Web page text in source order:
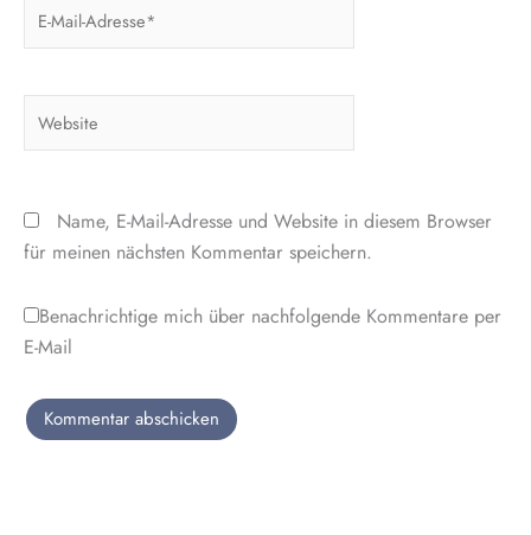
Name, E-Mail-Adresse und Website in diesem Browser
für meinen nächsten Kommentar speichern.
Benachrichtige mich über nachfolgende Kommentare per
E-Mail